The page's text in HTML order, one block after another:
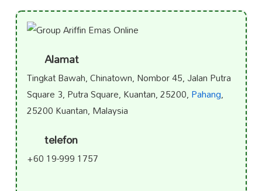
Alamat
Tingkat Bawah, Chinatown, Nombor 45, Jalan Putra
Square 3, Putra Square, Kuantan, 25200,Pahang,
25200 Kuantan, Malaysia
telefon
+60 19-999 1757